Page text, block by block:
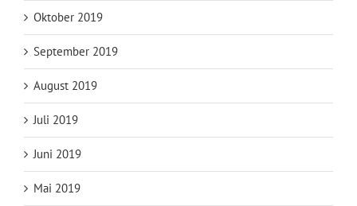
Oktober 2019
September 2019
August 2019
Juli 2019
Juni 2019
Mai 2019